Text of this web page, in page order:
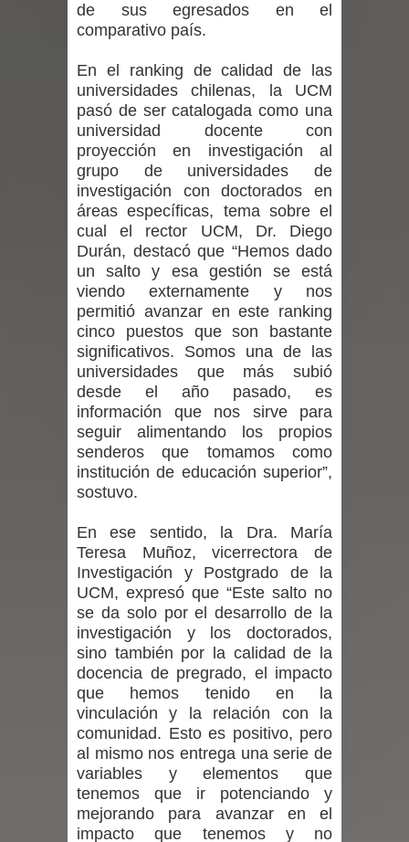
con comunidades escolares
Alta positividad en influenza hace que
expertos reiteren llamado a
vacunarse
Mario Meza endurece críticas contra
ministra de Salud por dejar fuera a
Linares: “No dará la cara”
Seremi de Desarrollo Social y Familia
mantiene despliegue para apoyar a
niños y adolescentes durante la
emergencia.
Del anime al K-pop: especialistas U.
de Chile analizan el creciente interés
Renuncia del seremi Minvu en el
Maule golpea al Gobierno en medio de
denuncias por viviendas sociales en
Talca
Diputado Jorge Guzmán rechaza
proyecto de interconexión eléctrica
en la alta cordillera del Maule por su
impacto ambiental
de sus egresados en el
comparativo país.
En el ranking de calidad de las
universidades chilenas, la UCM
pasó de ser catalogada como una
universidad docente con
proyección en investigación al
grupo de universidades de
investigación con doctorados en
áreas específicas, tema sobre el
cual el rector UCM, Dr. Diego
Durán, destacó que “Hemos dado
un salto y esa gestión se está
viendo externamente y nos
permitió avanzar en este ranking
cinco puestos que son bastante
significativos. Somos una de las
universidades que más subió
desde el año pasado, es
información que nos sirve para
seguir alimentando los propios
senderos que tomamos como
institución de educación superior”,
sostuvo.
En ese sentido, la Dra. María
Teresa Muñoz, vicerrectora de
Investigación y Postgrado de la
UCM, expresó que “Este salto no
se da solo por el desarrollo de la
investigación y los doctorados,
sino también por la calidad de la
docencia de pregrado, el impacto
que hemos tenido en la
vinculación y la relación con la
comunidad. Esto es positivo, pero
al mismo nos entrega una serie de
variables y elementos que
tenemos que ir potenciando y
mejorando para avanzar en el
impacto que tenemos y no